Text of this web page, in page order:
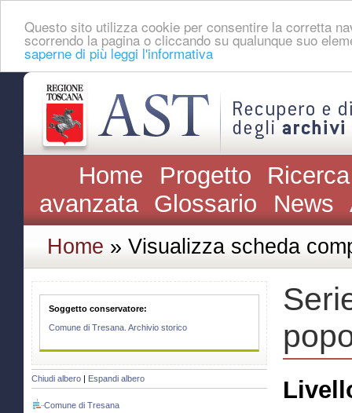
Questo sito utilizza cookie per consentire la corretta
scorrendo la pagina o cliccando su qualunque suo
saperne di più leggi l'informativa
Home Progetto
avanzata Glossario News
Home » Visualizza scheda
Soggetto conservatore:
Comune di Tresana. Archivio storico
Chiudi albero Espandi albero
Comune di Tresana